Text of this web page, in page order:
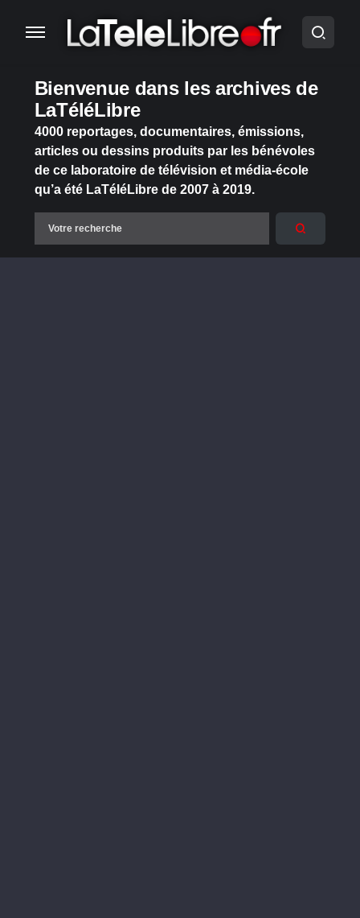
Bienvenue dans les archives de
LaTéléLibre
4000 reportages, documentaires, émissions,
articles ou dessins produits par les bénévoles
de ce laboratoire de télévision et média-école
qu’a été LaTéléLibre de 2007 à 2019.